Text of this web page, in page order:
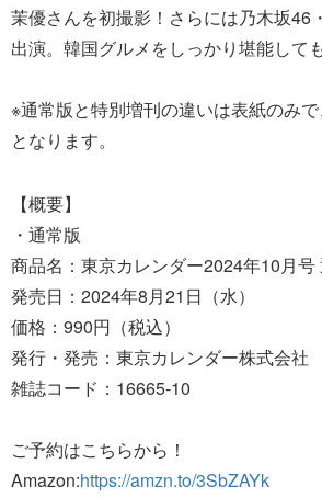
茉優さんを初撮影！さらには乃木坂46
出演。韓国グルメをしっかり堪能して
※通常版と特別増刊の違いは表紙のみ
となります。
【概要】
・通常版
商品名：東京カレンダー2024年10月号
発売日：2024年8月21日（水）
価格：990円（税込）
発行・発売：東京カレンダー株式会社
雑誌コード：16665‐10
ご予約はこちらから！
Amazon:https://amzn.to/3SbZAYk